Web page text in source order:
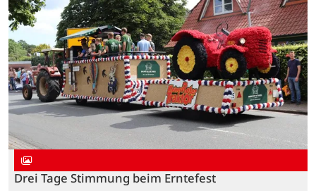
Drei Tage Stimmung beim Erntefest